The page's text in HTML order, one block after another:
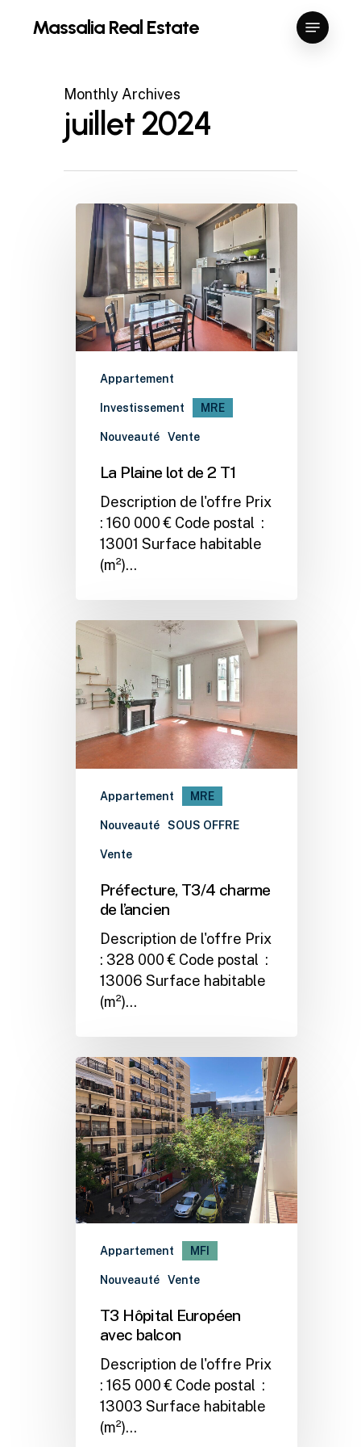
Massalia Real Estate Menu
Monthly Archives
juillet 2024
Appartement
Investissement MRE
Nouveauté Vente
La Plaine lot de 2 T1
Description de l'offre Prix
: 160 000 € Code postal :
13001 Surface habitable
(m²)…
Appartement MRE
Nouveauté SOUS OFFRE
Vente
Préfecture, T3/4 charme
de l’ancien
Description de l'offre Prix
: 328 000 € Code postal :
13006 Surface habitable
(m²)…
Appartement MFI
Nouveauté Vente
T3 Hôpital Européen
avec balcon
Description de l'offre Prix
: 165 000 € Code postal :
13003 Surface habitable
(m²)…